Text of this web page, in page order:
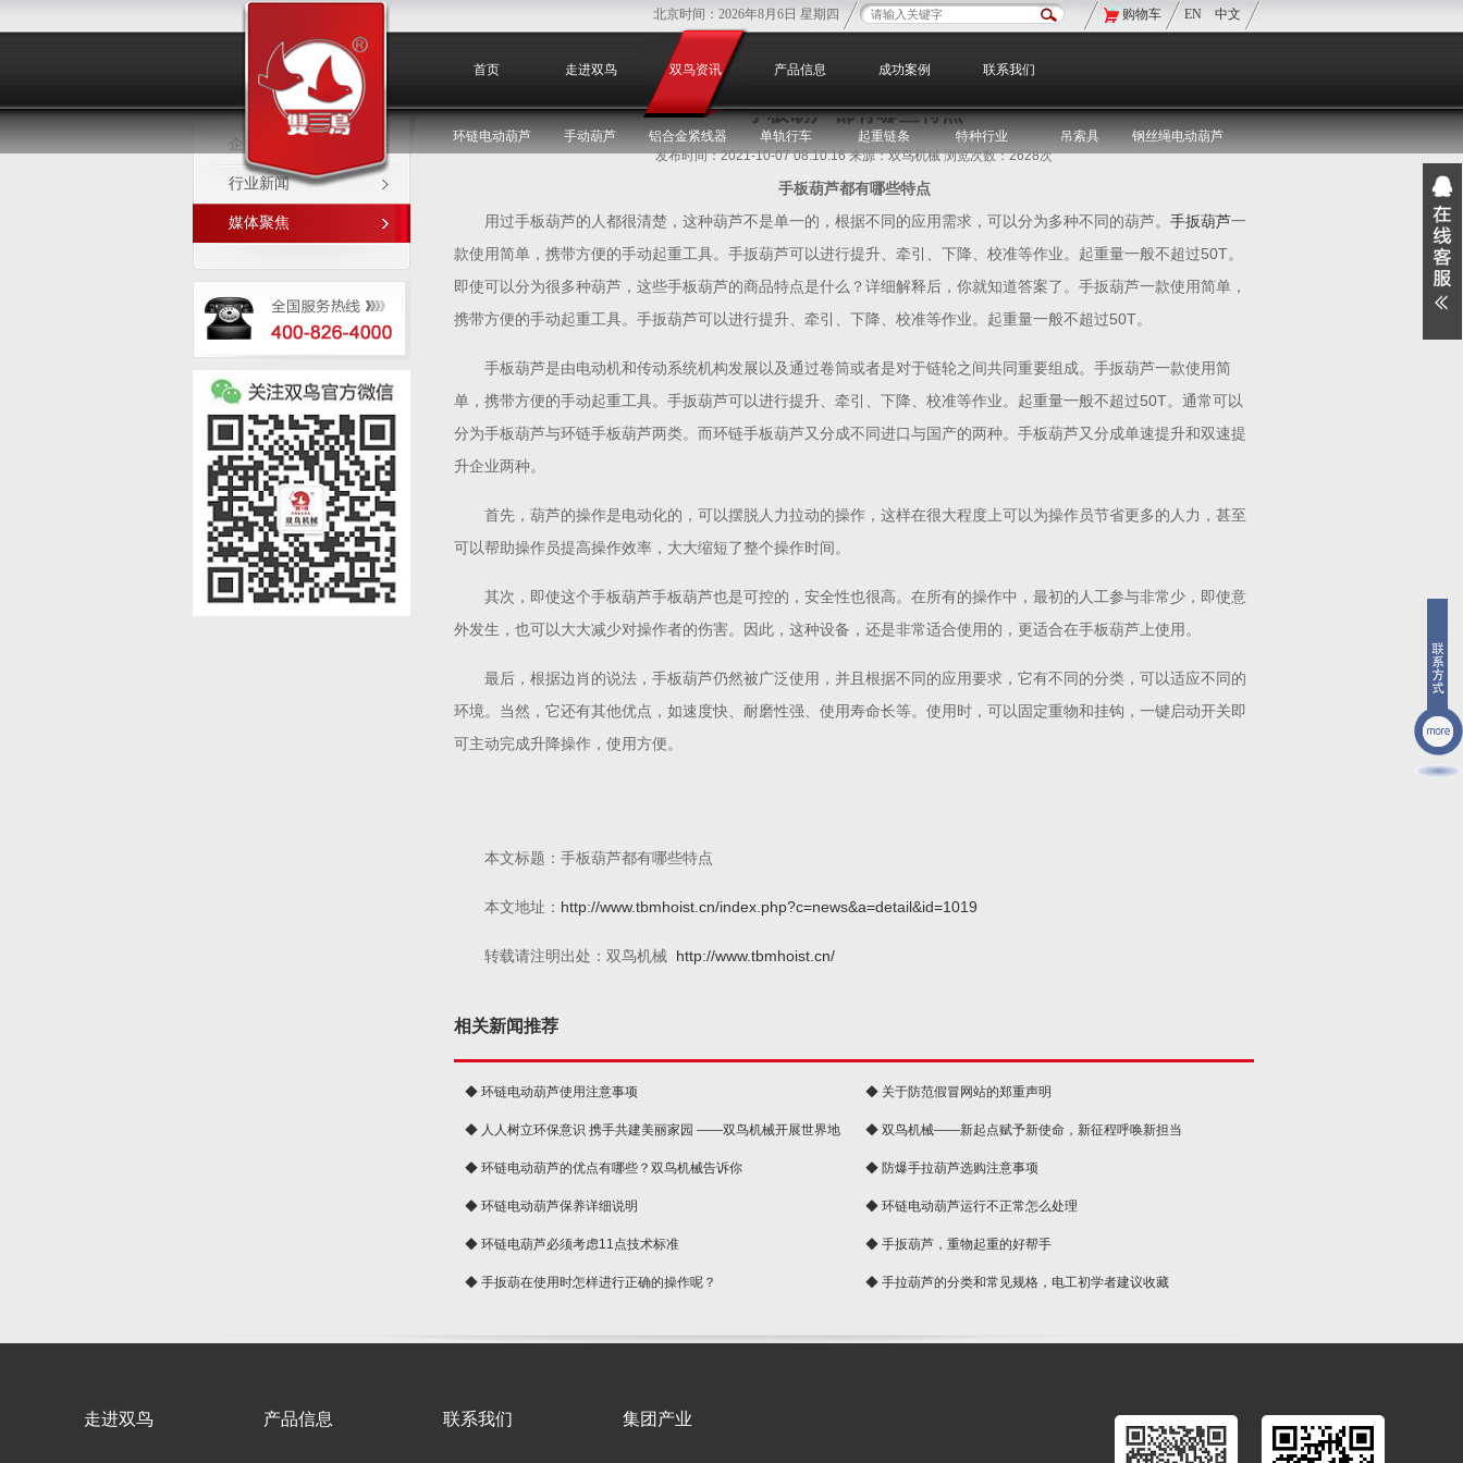
北京时间： 2026年8月6日 星期四 购物车 EN 中文
首页 走进双鸟 双鸟资讯 产品信息 成功案例 联系我们
环链电动葫芦 手动葫芦 铝合金紧线器 单轨行车 起重链条 特种行业 吊索具 钢丝绳电动葫芦
媒体聚焦 您现在的位置：双鸟首页>双鸟资讯>媒体聚焦
企业新闻
行业新闻
媒体聚焦
手板葫芦都有哪些特点
发布时间：2021-10-07 08:10:16 来源：双鸟机械 浏览次数：2628次
手板葫芦都有哪些特点
用过手板葫芦的人都很清楚，这种葫芦不是单一的，根据不同的应用需求，可以分为多种不同的葫芦。 手扳葫芦一
款使用简单，携带方便的手动起重工具。手扳葫芦可以进行提升、牵引、下降、校准等作业。起重量一般不超过50T。
即使可以分为很多种葫芦，这些手板葫芦的商品特点是什么？详细解释后，你就知道答案了。手扳葫芦一款使用简单，
携带方便的手动起重工具。手扳葫芦可以进行提升、牵引、下降、校准等作业。起重量一般不超过50T。
手板葫芦是由电动机和传动系统机构发展以及通过卷筒或者是对于链轮之间共同重要组成。手扳葫芦一款使用简
单，携带方便的手动起重工具。手扳葫芦可以进行提升、牵引、下降、校准等作业。起重量一般不超过50T。通常可以
分为手板葫芦与环链手板葫芦两类。而环链手板葫芦又分成不同进口与国产的两种。手板葫芦又分成单速提升和双速提
升企业两种。
首先，葫芦的操作是电动化的，可以摆脱人力拉动的操作，这样在很大程度上可以为操作员节省更多的人力，甚至
可以帮助操作员提高操作效率，大大缩短了整个操作时间。
其次，即使这个手板葫芦手板葫芦也是可控的，安全性也很高。在所有的操作中，最初的人工参与非常少，即使意
外发生，也可以大大减少对操作者的伤害。因此，这种设备，还是非常适合使用的，更适合在手板葫芦上使用。
最后，根据边肖的说法，手板葫芦仍然被广泛使用，并且根据不同的应用要求，它有不同的分类，可以适应不同的
环境。当然，它还有其他优点，如速度快、耐磨性强、使用寿命长等。使用时，可以固定重物和挂钩，一键启动开关即
可主动完成升降操作，使用方便。
本文标题：手板葫芦都有哪些特点
本文地址： http://www.tbmhoist.cn/index.php?c=news&a=detail&id=1019
转载请注明出处：双鸟机械 http://www.tbmhoist.cn/
相关新闻推荐
◆ 环链电动葫芦使用注意事项 ◆ 关于防范假冒网站的郑重声明
◆ 人人树立环保意识 携手共建美丽家园 ——双鸟机械开展世界地
球
◆ 双鸟机械——新起点赋予新使命，新征程呼唤新担当
◆ 环链电动葫芦的优点有哪些？双鸟机械告诉你 ◆ 防爆手拉葫芦选购注意事项
◆ 环链电动葫芦保养详细说明 ◆ 环链电动葫芦运行不正常怎么处理
◆ 环链电葫芦必须考虑11点技术标准 ◆ 手扳葫芦，重物起重的好帮手
◆ 手扳葫在使用时怎样进行正确的操作呢？ ◆ 手拉葫芦的分类和常见规格，电工初学者建议收藏
走进双鸟 产品信息 联系我们 集团产业